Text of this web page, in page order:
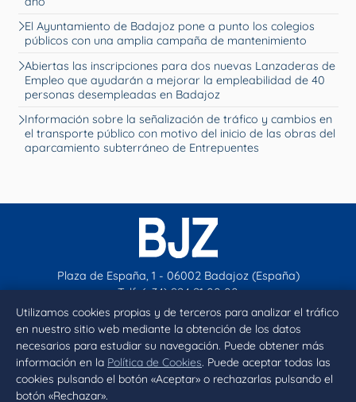
Utilizamos cookies propias y de terceros para analizar el tráfico
en nuestro sitio web mediante la obtención de los datos
necesarios para estudiar su navegación. Puede obtener más
información en la Política de Cookies. Puede aceptar todas las
cookies pulsando el botón «Aceptar» o rechazarlas pulsando el
botón «Rechazar».
El Ayuntamiento de Badajoz pone a punto los colegios
públicos con una amplia campaña de mantenimiento
Abiertas las inscripciones para dos nuevas Lanzaderas de
Empleo que ayudarán a mejorar la empleabilidad de 40
personas desempleadas en Badajoz
Información sobre la señalización de tráfico y cambios en
el transporte público con motivo del inicio de las obras del
aparcamiento subterráneo de Entrepuentes
Plaza de España, 1 - 06002 Badajoz (España)
Telf. (+34) 924 21 00 00
contacto@aytobadajoz.es
Facebook
X Instagram
YouTube
Inicio Aviso legal